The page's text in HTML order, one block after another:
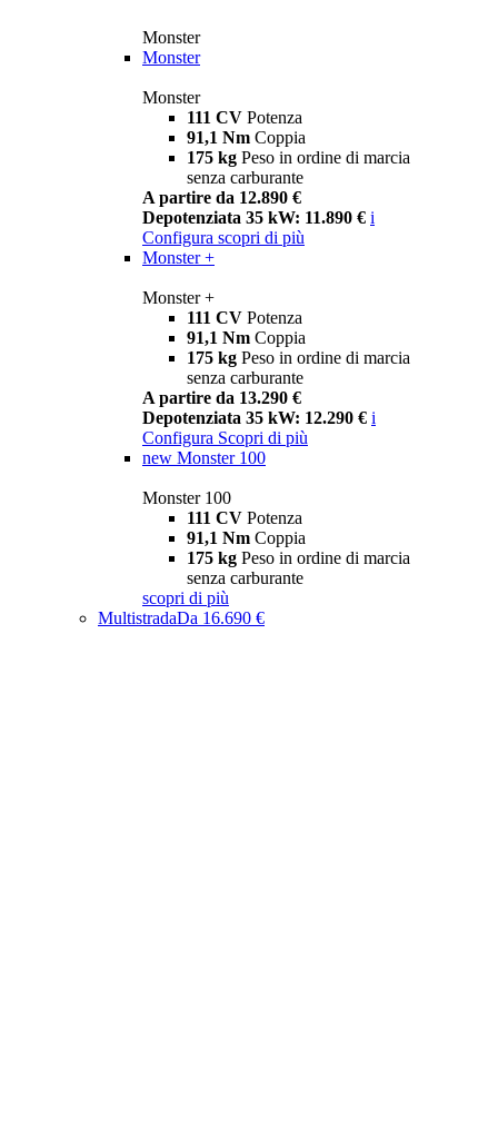
Monster
Monster
Monster
111 CV Potenza
91,1 Nm Coppia
175 kg Peso in ordine di marcia
senza carburante
A partire da 12.890 €
Depotenziata 35 kW: 11.890 € i
Configura scopri di più
Monster +
Monster +
111 CV Potenza
91,1 Nm Coppia
175 kg Peso in ordine di marcia
senza carburante
A partire da 13.290 €
Depotenziata 35 kW: 12.290 € i
Configura Scopri di più
new Monster 100
Monster 100
111 CV Potenza
91,1 Nm Coppia
175 kg Peso in ordine di marcia
senza carburante
scopri di più
MultistradaDa 16.690 €